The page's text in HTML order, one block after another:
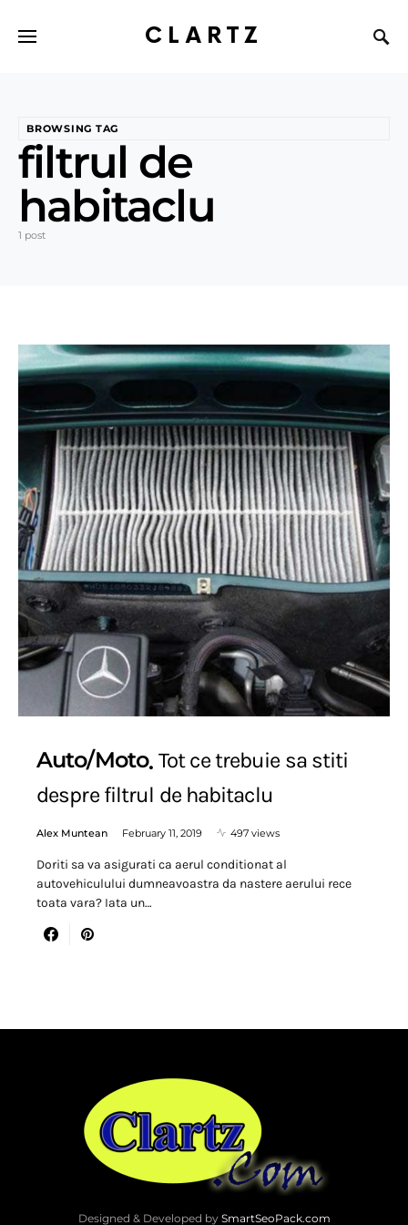
CLARTZ
BROWSING TAG
filtrul de
habitaclu
1 post
Auto/Moto Tot ce trebuie sa stiti
despre filtrul de habitaclu
Alex Muntean February 11, 2019 497 views
Doriti sa va asigurati ca aerul conditionat al
autovehiculului dumneavoastra da nastere aerului rece
toata vara? Iata un…
Designed & Developed by SmartSeoPack.com